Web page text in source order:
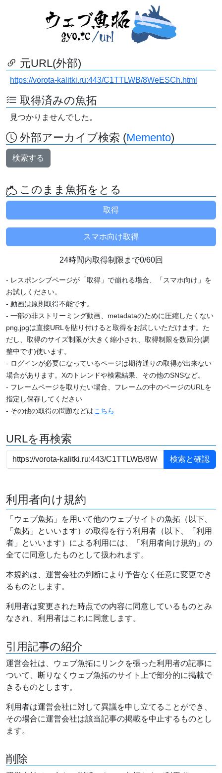
元URL(外部)
https://vorota-kalitki.ru:443/C1TTLWB/8WeESCh.html
取得済みの魚拓
見つかりませんでした。
外部アーカイブ検索 (Memento)
検索する
このまま魚拓をとる
24時間内取得制限まで0/60回
- レスポンシブページが「取得」で崩れる場合、「スマホ向け」を
お試しください。
- 動画は原則取得不能です。
- 一部の非ストリーミング動画、metadataのために圧縮したくない
png,jpgは直接URLを貼り付けると取得をお試しいただけます。た
だし、取得のサイズ制限が大きく縮小され、取得制限を数回分(調
整中です)使います。
- ログインが必要になっているページは期待通りの取得が出来ない
場合があります。Xのトレンドや検索結果、その他のSNSなど。
- フレームページを取りたい場合、フレームの中のページのURLを
指定し保存してください
- その他の取得の問題などはこちら
URLを再検索
利用者向け規約
「ウェブ魚拓」を用いて他のウェブサイトの魚拓（以下、
「魚拓」といいます）の取得を行う利用者（以下、「利用
者」といいます）による利用には、「利用者向け規約」の
全てに同意したものとして扱われます。
本規約は、運営会社の判断により予告なく任意に変更でき
るものとします。
利用者は変更された時点での内容に同意しているものとみ
なされ、利用者はこれに同意します。
引用記事の紹介
運営会社は、ウェブ魚拓にリンクを張った利用者の記事に
ついて、断りなくウェブ魚拓のサイト上で部分的に掲載で
きるものとします。
利用者は運営会社に対して異議を申し立てることができ、
その場合に運営会社は該当記事の掲載を中止するものとし
ます。
削除